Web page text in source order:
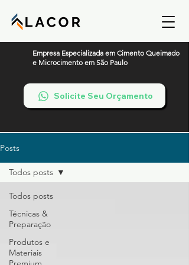
Empresa Especializada em Cimento Queimado
e Microcimento em São Paulo
Solicite Seu Orçamento
Posts
Todos posts
Técnicas &
Preparação
Produtos e
Materiais
Todos posts